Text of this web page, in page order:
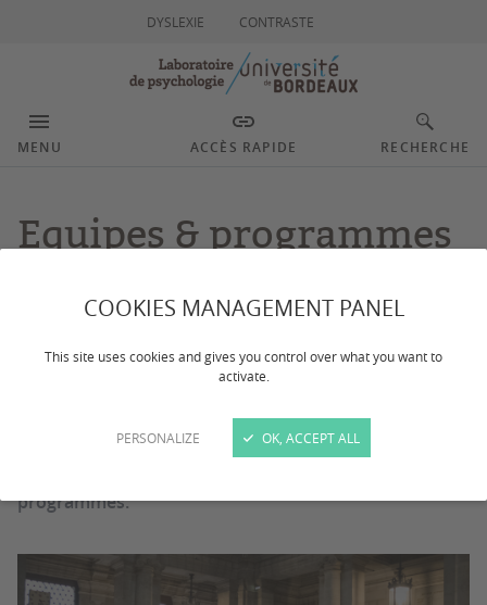
COOKIES MANAGEMENT PANEL
This site uses cookies and gives you control over what you want to
activate.
PERSONALIZE OK, ACCEPT ALL
DYSLEXIE CONTRASTE
MENU ACCÈS RAPIDE RECHERCHE
Equipes & programmes
CONTACTS
Le Laboratoire de Psychologie UR4139 de l'université
programmes.